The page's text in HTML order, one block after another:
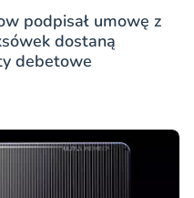
podpisał umowę z
dostaną
debetowe